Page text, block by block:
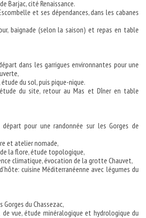
Barjac, cité Renaissance.
et ses dépendances, dans les cabanes
baignade (selon la saison) et repas en table
dans les garrigues environnantes pour une
du sol, puis pique-nique.
du site, retour au Mas et Dîner en table
pour une randonnée sur les Gorges de
et atelier nomade,
la flore, étude topologique,
climatique, évocation de la grotte Chauvet,
cuisine Méditerranéenne avec légumes du
du Chassezac,
vue, étude minéralogique et hydrologique du